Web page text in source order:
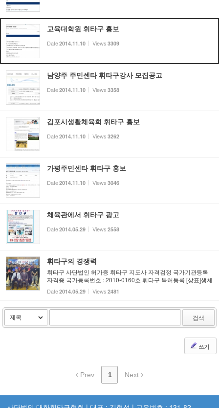
교육대학원 휘타구 홍보
Date2014.11.10 Views 3309
남양주 주민센타 휘타구강사 모집공고
Date2014.11.10 Views 3358
김포시생활체육회 휘타구 홍보
Date2014.11.10 Views 3262
가평주민센타 휘타구 홍보
Date2014.11.10 Views 3046
체육관에서 휘타구 광고
Date2014.05.29 Views 2558
휘타구의 경쟁력
휘타구 사단법인 허가증 휘타구 지도사 자격검정 국가기관등록
자격증 국가등록번호 : 2010-0160호 휘타구 특허등록 [상표]생체
사단법인대한휘타구협회 (KOREA SWINGTOUCHBAL ASSOCI
ATION) 출원번호/국제등록번호: 4120090026499 (2009.11.02)
등록...
Date2014.05.29 Views 2481
검색
쓰기
Prev 1 Next